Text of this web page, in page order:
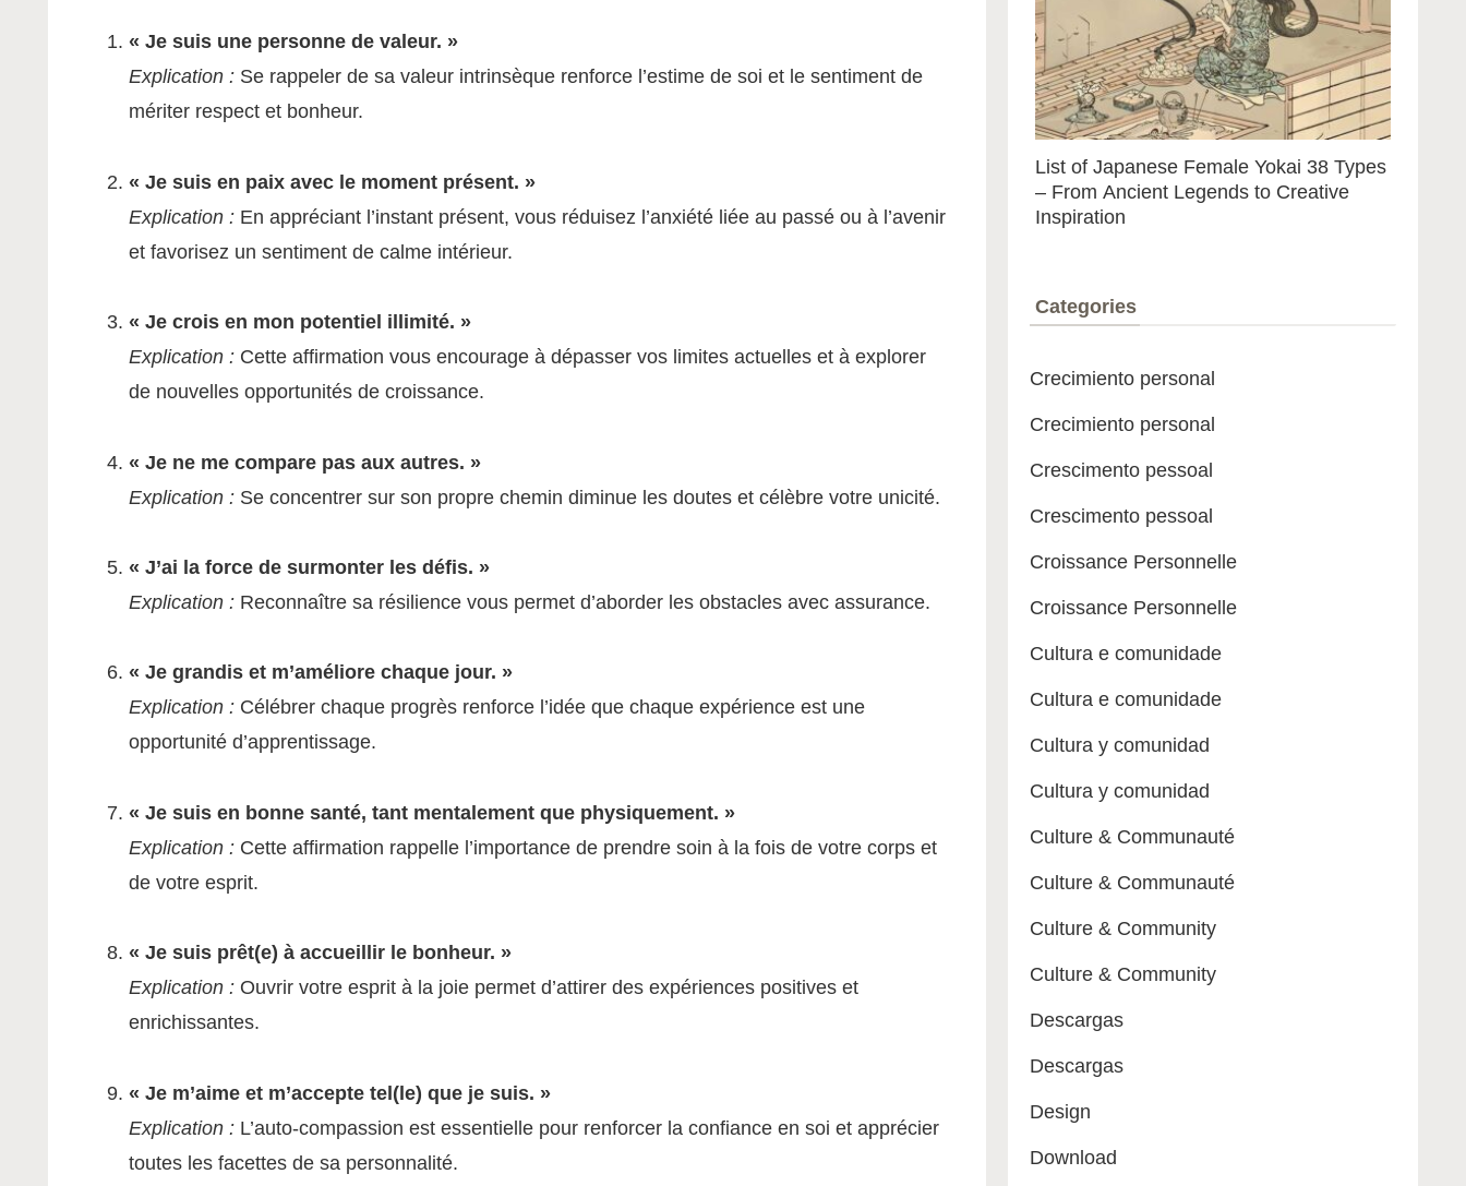
« Je suis une personne de valeur. »
Explication :Se rappeler de sa valeur intrinsèque renforce l’estime de soi et le sentiment de
mériter respect et bonheur.
« Je suis en paix avec le moment présent. »
Explication :En appréciant l’instant présent, vous réduisez l’anxiété liée au passé ou à l’avenir
et favorisez un sentiment de calme intérieur.
« Je crois en mon potentiel illimité. »
Explication :Cette affirmation vous encourage à dépasser vos limites actuelles et à explorer
de nouvelles opportunités de croissance.
« Je ne me compare pas aux autres. »
Explication :Se concentrer sur son propre chemin diminue les doutes et célèbre votre unicité.
« J’ai la force de surmonter les défis. »
Explication :Reconnaître sa résilience vous permet d’aborder les obstacles avec assurance.
« Je grandis et m’améliore chaque jour. »
Explication :Célébrer chaque progrès renforce l’idée que chaque expérience est une
opportunité d’apprentissage.
« Je suis en bonne santé, tant mentalement que physiquement. »
Explication :Cette affirmation rappelle l’importance de prendre soin à la fois de votre corps et
de votre esprit.
« Je suis prêt(e) à accueillir le bonheur. »
Explication :Ouvrir votre esprit à la joie permet d’attirer des expériences positives et
enrichissantes.
« Je m’aime et m’accepte tel(le) que je suis. »
Explication :L’auto-compassion est essentielle pour renforcer la confiance en soi et apprécier
toutes les facettes de sa personnalité.
List of Japanese Female Yokai 38 Types
– From Ancient Legends to Creative
Inspiration
Categories
Crecimiento personal
Crecimiento personal
Crescimento pessoal
Crescimento pessoal
Croissance Personnelle
Croissance Personnelle
Cultura e comunidade
Cultura e comunidade
Cultura y comunidad
Cultura y comunidad
Culture & Communauté
Culture & Communauté
Culture & Community
Culture & Community
Descargas
Descargas
Design
Download